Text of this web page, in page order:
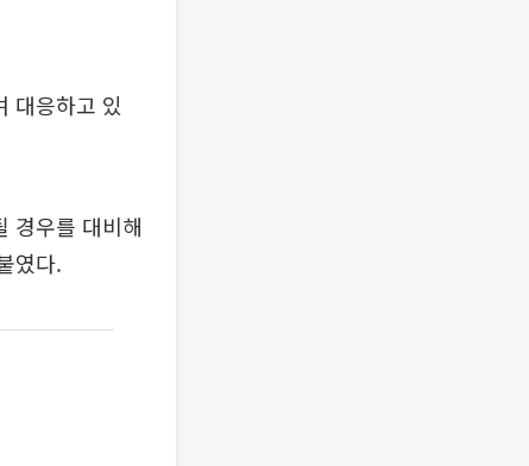
대응하고 있
경우를 대비해
였다.